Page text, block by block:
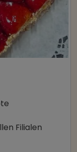
Filialen